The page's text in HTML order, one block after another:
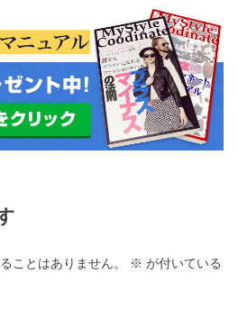
ことはありません。 ※ が付いている